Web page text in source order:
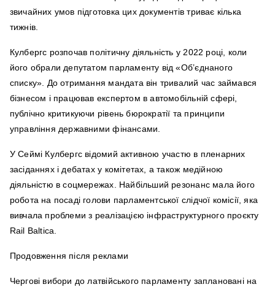
звичайних умов підготовка цих документів триває кілька
тижнів.
Кулбергс розпочав політичну діяльність у 2022 році, коли
його обрали депутатом парламенту від «Об’єднаного
списку». До отримання мандата він тривалий час займався
бізнесом і працював експертом в автомобільній сфері,
публічно критикуючи рівень бюрократії та принципи
управління державними фінансами.
У Сеймі Кулбергс відомий активною участю в пленарних
засіданнях і дебатах у комітетах, а також медійною
діяльністю в соцмережах. Найбільший резонанс мала його
робота на посаді голови парламентської слідчої комісії, яка
вивчала проблеми з реалізацією інфраструктурного проєкту
Rail Baltica.
Продовження після реклами
Чергові вибори до латвійського парламенту заплановані на